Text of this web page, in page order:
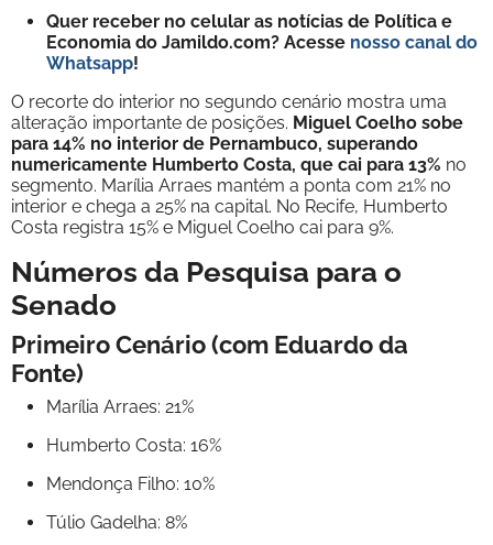
Quer receber no celular as notícias de Política e
Economia do Jamildo.com? Acesse nosso canal do
Whatsapp!
O recorte do interior no segundo cenário mostra uma
alteração importante de posições. Miguel Coelho sobe
para 14% no interior de Pernambuco, superando
numericamente Humberto Costa, que cai para 13% no
segmento. Marília Arraes mantém a ponta com 21% no
interior e chega a 25% na capital. No Recife, Humberto
Costa registra 15% e Miguel Coelho cai para 9%.
Números da Pesquisa para o
Senado
Primeiro Cenário (com Eduardo da
Fonte)
Marília Arraes: 21%
Humberto Costa: 16%
Mendonça Filho: 10%
Túlio Gadelha: 8%